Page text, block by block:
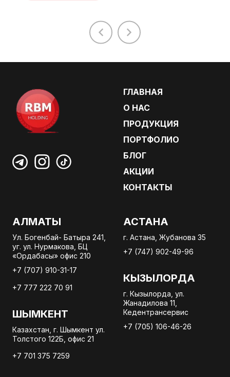
ГЛАВНАЯ
О НАС
ПРОДУКЦИЯ
ПОРТФОЛИО
БЛОГ
АКЦИИ
КОНТАКТЫ
АЛМАТЫ
Ул. Богенбай- Батыра 241,
уг. ул. Нурмакова, БЦ
«Ордабасы» офис 210
+7 (707) 910-31-17
+7 777 222 70 91
ШЫМКЕНТ
Казахстан, г. Шымкент ул.
Толстого 122Б, офис 21
+7 701 375 7259
АСТАНА
г. Астана, Жубанова 35
+7 (747) 902-49-96
КЫЗЫЛОРДА
г. Кызылорда, ул.
Жанадилова 11,
Кедентрансервис
+7 (705) 106-46-26